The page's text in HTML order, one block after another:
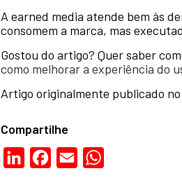
A earned media atende bem às
consomem a marca, mas
Gostou do artigo? Quer saber
como melhorar a experiência do
Artigo originalmente publicado no
Compartilhe
LinkedInFacebook
Email